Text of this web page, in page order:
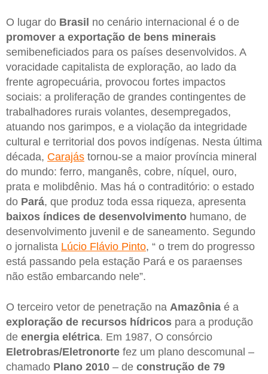
O lugar do Brasil no cenário internacional é o de
promover a exportação de bens minerais
semibeneficiados para os países desenvolvidos. A
voracidade capitalista de exploração, ao lado da
frente agropecuária, provocou fortes impactos
sociais: a proliferação de grandes contingentes de
trabalhadores rurais volantes, desempregados,
atuando nos garimpos, e a violação da integridade
cultural e territorial dos povos indígenas. Nesta última
década, Carajás tornou-se a maior província mineral
do mundo: ferro, manganês, cobre, níquel, ouro,
prata e molibdênio. Mas há o contraditório: o estado
do Pará, que produz toda essa riqueza, apresenta
baixos índices de desenvolvimento humano, de
desenvolvimento juvenil e de saneamento. Segundo
o jornalista Lúcio Flávio Pinto, “ o trem do progresso
está passando pela estação Pará e os paraenses
não estão embarcando nele”.
O terceiro vetor de penetração na Amazônia é a
exploração de recursos hídricos para a produção
de energia elétrica. Em 1987, O consórcio
Eletrobras/Eletronorte fez um plano descomunal –
chamado Plano 2010 – de construção de 79